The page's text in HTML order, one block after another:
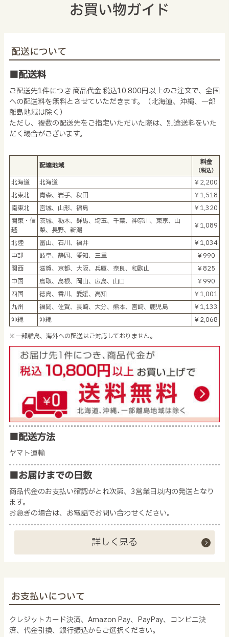
お買い物ガイド
配送について
■配送料
ご配送先1件につき 商品代金 税込10,800円以上のご注文で、全国
への配送料を無料とさせていただきます。（北海道、沖縄、一部
離島地域は除く）
ただし、複数の配送先をご指定いただいた際は、別途送料をいた
だく場合がございます。
配達地域 料金
（税込）
北海道 北海道
￥2,200
北東北
青森、岩手、秋田
￥1,518
南東北
宮城、山形、福島
￥1,320
関東・信
越
茨城、栃木、群馬、埼玉、千葉、神奈川、東京、山
梨、長野、新潟
￥1,089
北陸
富山、石川、福井
￥1,034
中部
岐阜、静岡、愛知、三重
￥990
関西
滋賀、京都、大阪、兵庫、奈良、和歌山
￥825
中国
鳥取、島根、岡山、広島、山口
￥990
四国
徳島、香川、愛媛、高知
￥1,001
九州
福岡、佐賀、長崎、大分、熊本、宮崎、鹿児島
￥1,133
沖縄
沖縄
￥2,068
※一部離島、海外への配送はご対応しておりません。
■配送方法
ヤマト運輸
■お届けまでの日数
商品代金のお支払い確認がとれ次第、3営業日以内の発送となり
ます。
お急ぎの場合は、お電話でお問い合わせください。
詳しく見る
お支払いについて
クレジットカード決済、Amazon Pay、PayPay、コンビニ決
済、代金引換、銀行振込からご選択ください。